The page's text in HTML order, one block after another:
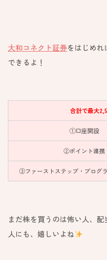
大和コネクト証券をはじめれ
できるよ！
合計で最大
①口座開設
②ポイント連携
③ファーストステップ・プログ
まだ株を買うのは怖い人、
人にも、嬉しいよね